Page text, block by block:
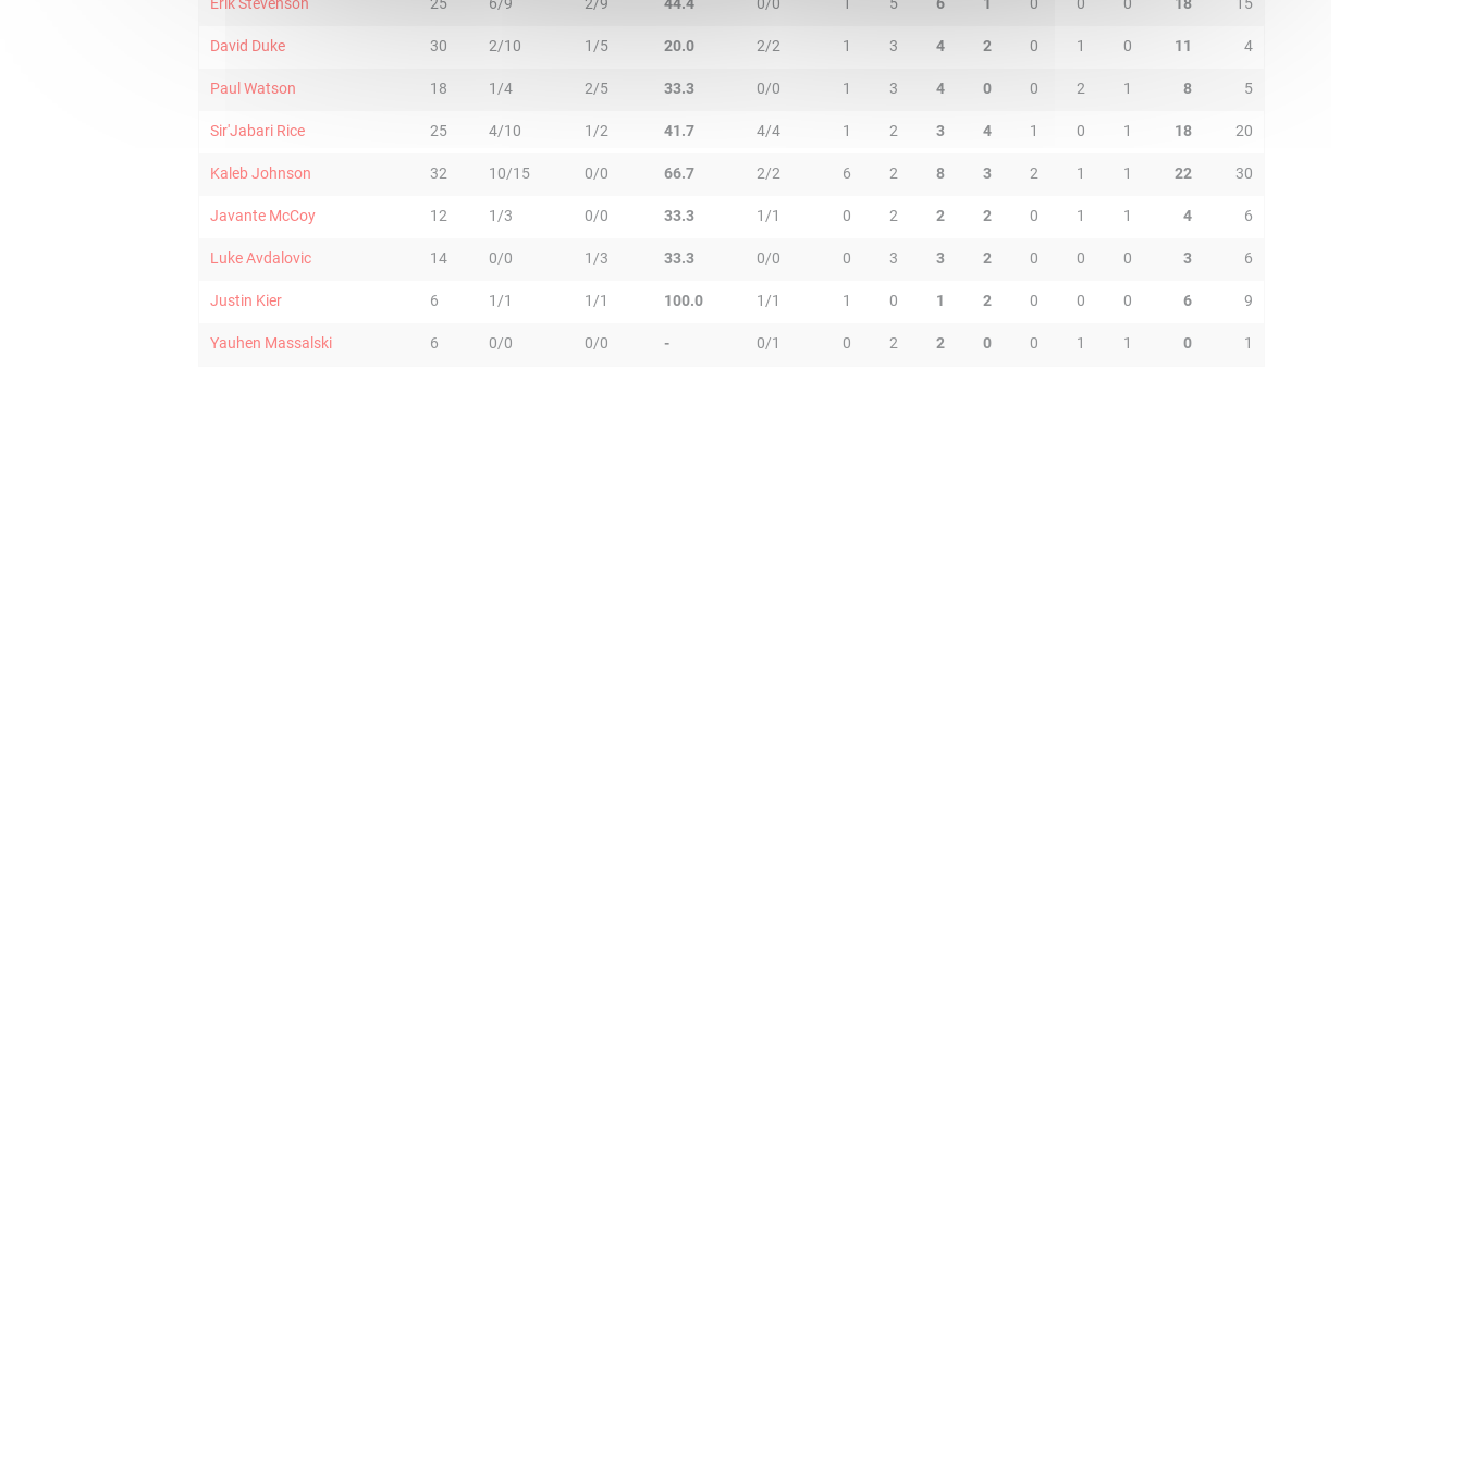
David Duke 30 2/10 1/5 20.0 2/2 1 3 4 2 0 1 0 11 4
Paul Watson 18 1/4 2/5 33.3 0/0 1 3 4 0 0 2 1 8 5
Sir'Jabari Rice 25 4/10 1/2 41.7 4/4 1 2 3 4 1 0 1 18 20
Kaleb Johnson 32 10/15 0/0 66.7 2/2 6 2 8 3 2 1 1 22 30
Javante McCoy 12 1/3 0/0 33.3 1/1 0 2 2 2 0 1 1 4 6
Luke Avdalovic 14 0/0 1/3 33.3 0/0 0 3 3 2 0 0 0 3 6
Justin Kier 6 1/1 1/1 100.0 1/1 1 0 1 2 0 0 0 6 9
Yauhen Massalski 6 0/0 0/0 - 0/1 0 2 2 0 0 1 1 0 1